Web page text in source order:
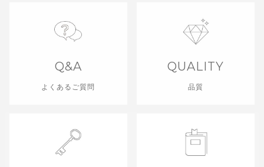
Q&A
よくあるご質問
QUALITY
品質